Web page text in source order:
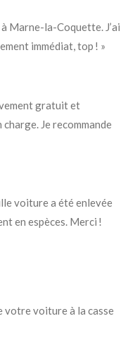
Marne-la-Coquette. J’ai
immédiat, top ! »
gratuit et
Je recommande
voiture a été enlevée
en espèces. Merci !
votre voiture à la casse